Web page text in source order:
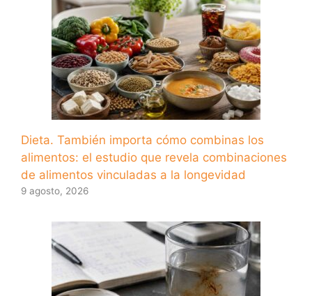
Dieta. También importa cómo combinas los
alimentos: el estudio que revela combinaciones
de alimentos vinculadas a la longevidad
9 agosto, 2026